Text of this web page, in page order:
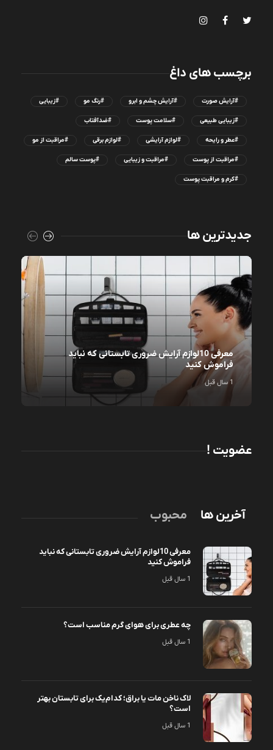
برچسب های داغ
#آرایش صورت #آرایش چشم و ابرو #رنگ مو #زیبایی
#زیبایی طبیعی #سلامت پوست #ضدآفتاب
#عطر و رایحه #لوازم آرایشی #لوازم برقی #مراقبت از مو
#مراقبت از پوست #مراقبت و زیبایی #پوست سالم
#کرم و مراقبت پوست
جدیدترین ها
معرفی 10لوازم آرایش ضروری تابستانی که نباید
فراموش کنید
1 سال قبل
عضویت !
آخرین ها محبوب
معرفی 10لوازم آرایش ضروری تابستانی که نباید
فراموش کنید
1 سال قبل
چه عطری برای هوای گرم مناسب است؟
1 سال قبل
لاک ناخن مات یا براق؛ کدام‌یک برای تابستان بهتر
است؟
1 سال قبل